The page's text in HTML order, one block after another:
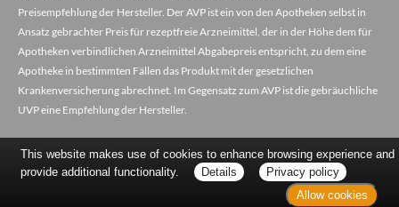
Preisempfehlung der Hersteller. Der AVP ist ein von den Apotheken selbst in
Ansatz gebrachter Preis für rezeptfreie Arzneimittel, der in der Höhe dem für
Apotheken verbindlichen Arzneimittel Abgabepreis entspricht, zu dem eine
Apotheke in bestimmten Fällen das Produkt mit der gesetzlichen
Krankenversicherung abrechnet. Im Gegensatz zum AVP ist die gebräuchliche
UVP eine Empfehlung der Hersteller.
This website makes use of cookies to enhance browsing experience and
provide additional functionality.
Details
Privacy policy
Allow cookies